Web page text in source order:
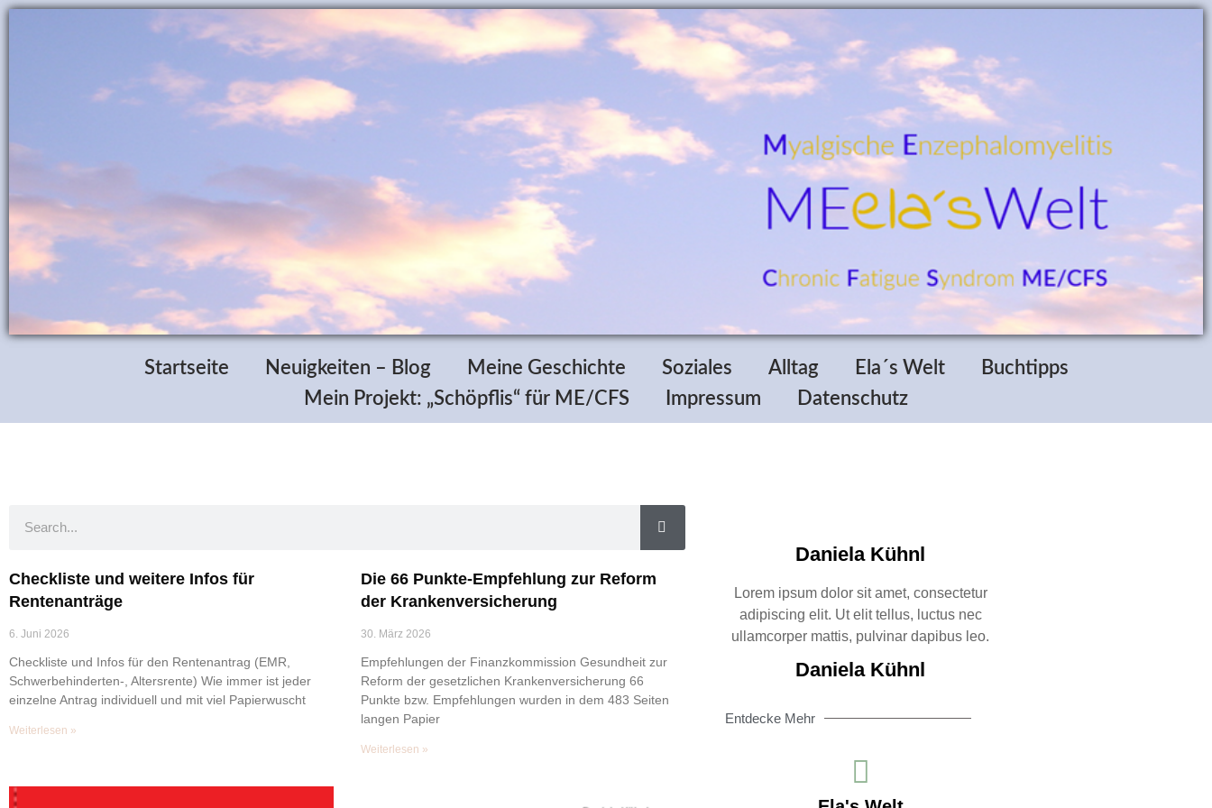
Startseite Neuigkeiten – Blog Meine Geschichte Soziales Alltag Ela´s Welt
Buchtipps
Mein Projekt: „Schöpflis“ für ME/CFS
Impressum Datenschutz
Checkliste und weitere Infos für
Rentenanträge
6. Juni 2026
Checkliste und Infos für den Rentenantrag (EMR,
Schwerbehinderten-, Altersrente) Wie immer ist jeder
einzelne Antrag individuell und mit viel Papierwuscht
Weiterlesen »
Die 66 Punkte-Empfehlung zur Reform
der Krankenversicherung
30. März 2026
Empfehlungen der Finanzkommission Gesundheit zur
Reform der gesetzlichen Krankenversicherung 66
Punkte bzw. Empfehlungen wurden in dem 483 Seiten
langen Papier
Weiterlesen »
Daniela Kühnl
Lorem ipsum dolor sit amet, consectetur
adipiscing elit. Ut elit tellus, luctus nec
ullamcorper mattis, pulvinar dapibus leo.
Daniela Kühnl
Entdecke Mehr